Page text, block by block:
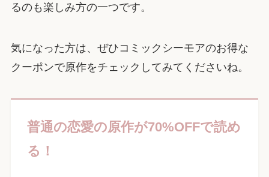
るのも楽しみ方の一つです。
気になった方は、ぜひコミックシーモアのお得な
クーポンで原作をチェックしてみてくださいね。
普通の恋愛の原作が70%OFFで読め
る！